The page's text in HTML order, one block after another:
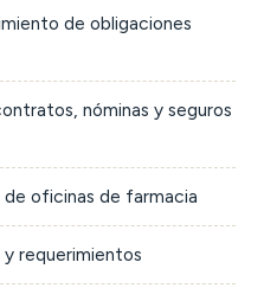
de obligaciones
nóminas y seguros
oficinas de farmacia
requerimientos